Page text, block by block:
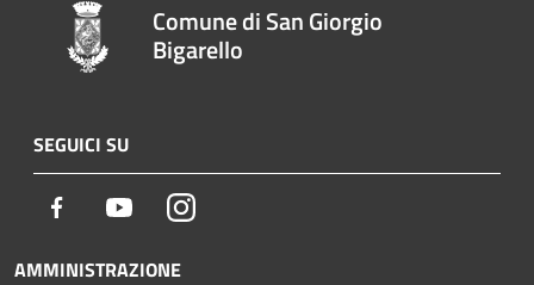
Comune di San Giorgio
Bigarello
SEGUICI SU
Facebook YoutubeInstagram
AMMINISTRAZIONE